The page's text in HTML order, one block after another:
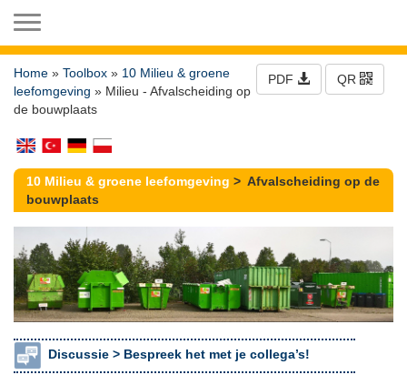
PDF QR
Home » Toolbox » 10 Milieu & groene
leefomgeving » Milieu - Afvalscheiding op
de bouwplaats
10 Milieu & groene leefomgeving > Afvalscheiding op de
bouwplaats
Discussie > Bespreek het met je collega’s!